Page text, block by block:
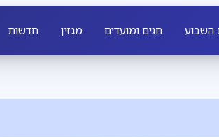
השבוע חגים ומועדים מגזין חדשות